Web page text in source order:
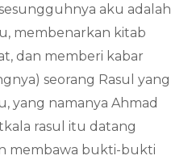
sesungguhnya aku adalah
membenarkan kitab
dan memberi kabar
seorang Rasul yang
yang namanya Ahmad
rasul itu datang
membawa bukti-bukti